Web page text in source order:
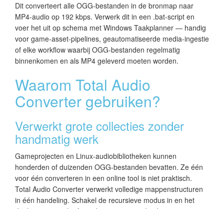
Dit converteert alle OGG-bestanden in de bronmap naar
MP4-audio op 192 kbps. Verwerk dit in een .bat-script en
voer het uit op schema met Windows Taakplanner — handig
voor game-asset-pipelines, geautomatiseerde media-ingestie
of elke workflow waarbij OGG-bestanden regelmatig
binnenkomen en als MP4 geleverd moeten worden.
Waarom Total Audio
Converter gebruiken?
Verwerkt grote collecties zonder
handmatig werk
Gameprojecten en Linux-audiobibliotheken kunnen
honderden of duizenden OGG-bestanden bevatten. Ze één
voor één converteren in een online tool is niet praktisch.
Total Audio Converter verwerkt volledige mappenstructuren
in één handeling. Schakel de recursieve modus in en het